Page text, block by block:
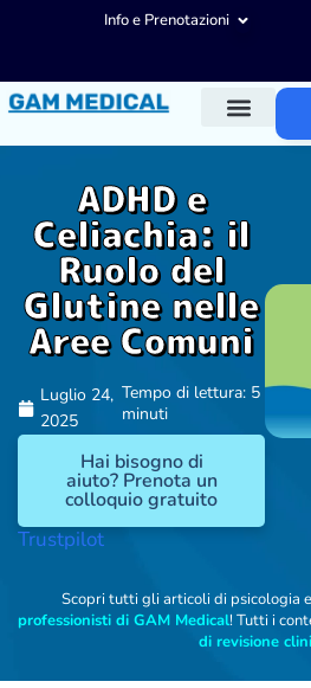
Info e Prenotazioni
ADHD e
Celiachia: il
Ruolo del
Glutine nelle
Aree Comuni
Luglio 24,
2025
Tempo di lettura: 5
minuti
Hai bisogno di
aiuto? Prenota un
colloquio gratuito
Trustpilot
Scopri tutti gli articoli di psicologia
professionisti di GAM Medical! Tutti i
di revisione